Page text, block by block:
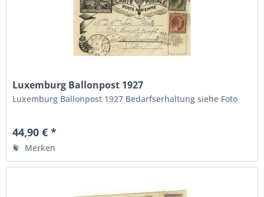
Luxemburg Ballonpost 1927
Luxemburg Ballonpost 1927 Bedarfserhaltung siehe Foto
44,90 € *
Merken